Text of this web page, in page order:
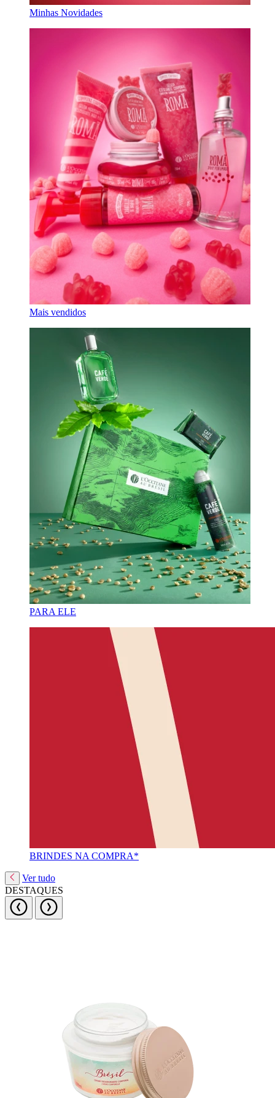
Minhas Novidades
Mais vendidos
PARA ELE
BRINDES NA COMPRA*
Ver tudo
DESTAQUES